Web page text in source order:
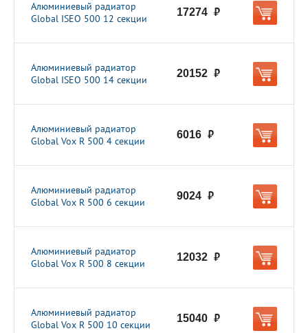
Алюминиевый радиатор
Global ISEO 500 12 секции
17274 руб.
Алюминиевый радиатор
Global ISEO 500 14 секции
20152 руб.
Алюминиевый радиатор
Global Vox R 500 4 секции
6016 руб.
Алюминиевый радиатор
Global Vox R 500 6 секции
9024 руб.
Алюминиевый радиатор
Global Vox R 500 8 секции
12032 руб.
Алюминиевый радиатор
Global Vox R 500 10 секции
15040 руб.